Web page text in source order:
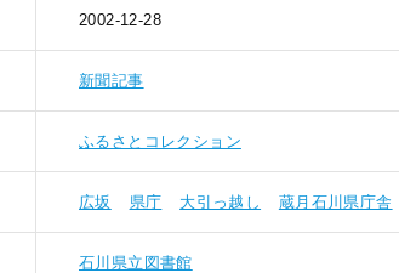
2002-12-28
新聞記事
ふるさとコレクション
広坂 県庁 大引っ越し 蔵月石川県庁舎
石川県立図書館